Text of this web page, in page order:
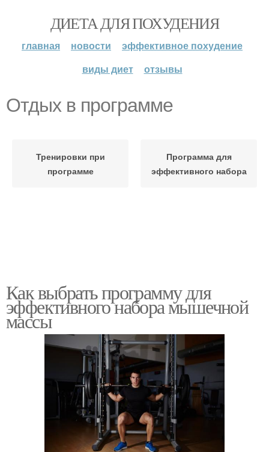
ДИЕТА ДЛЯ ПОХУДЕНИЯ
главная новости
эффективное похудение
виды диет
отзывы
Отдых в программе
Тренировки при
программе
Программа для
эффективного набора
Как выбрать программу для
эффективного набора мышечной
массы